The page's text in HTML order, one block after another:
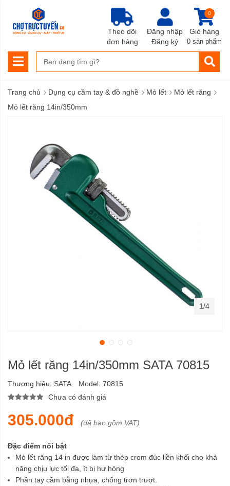
Đăng nhập
Đăng ký
Giỏ hàng
0
0 sản phẩm
Theo dõi
đơn hàng
Trang chủ › Dụng cụ cầm tay & đồ nghề › Mỏ lết › Mỏ lết răng ›
Mỏ lết răng 14in/350mm
Mỏ lết răng 14in/350mm SATA 70815
Thương hiệu: SATA Model: 70815
Chưa có đánh giá
305.000đ (đã bao gồm VAT)
Đặc điểm nổi bật
Mỏ lết răng 14 in được làm từ thép crom đúc liền khối cho khả
năng chịu lực tối đa, ít bị hư hỏng
Phần tay cầm bằng nhựa, chống trơn trượt.
1/4